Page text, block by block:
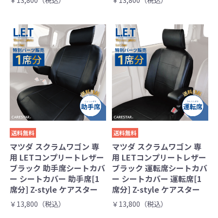
送料無料
マツダ スクラムワゴン 専
用 LETコンプリートレザー
ブラック 助手席シートカバ
ー シートカバー 助手席[1
席分] Z-style ケアスター
￥13,800（税込）
送料無料
マツダ スクラムワゴン 専
用 LETコンプリートレザー
ブラック 運転席シートカバ
ー シートカバー 運転席[1
席分] Z-style ケアスター
￥13,800（税込）